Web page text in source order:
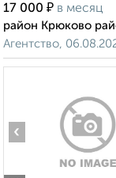
17 000 ₽ в месяц
район Крюково
Агентство,
‹